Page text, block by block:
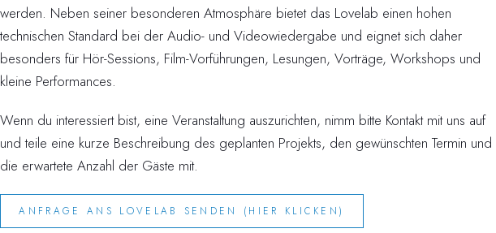
werden. Neben seiner besonderen Atmosphäre bietet das Lovelab einen hohen
technischen Standard bei der Audio- und Videowiedergabe und eignet sich daher
besonders für Hör-Sessions, Film-Vorführungen, Lesungen, Vorträge, Workshops und
kleine Performances.
Wenn du interessiert bist, eine Veranstaltung auszurichten, nimm bitte Kontakt mit uns auf
und teile eine kurze Beschreibung des geplanten Projekts, den gewünschten Termin und
die erwartete Anzahl der Gäste mit.
ANFRAGE ANS LOVELAB SENDEN (HIER KLICKEN)